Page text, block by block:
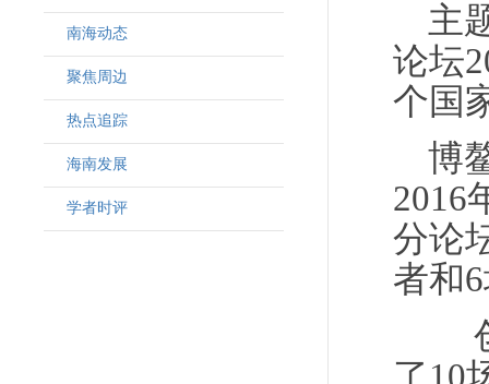
南海动态
聚焦周边
热点追踪
海南发展
学者时评
主
论坛
个国
博
2016
分论
者和
创